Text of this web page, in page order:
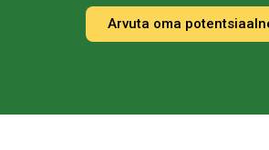
Arvuta oma